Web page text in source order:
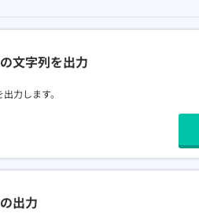
文字列を出力
力します。
出力